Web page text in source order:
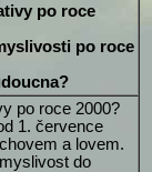
po roce
po roce
po roce 2000?
1. července
a lovem.
do